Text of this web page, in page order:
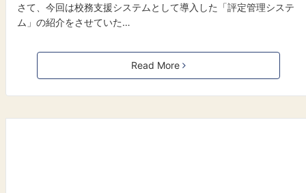
さて、今回は校務支援システムとして導入した「評定管理システ
ム」の紹介をさせていた…
Read More